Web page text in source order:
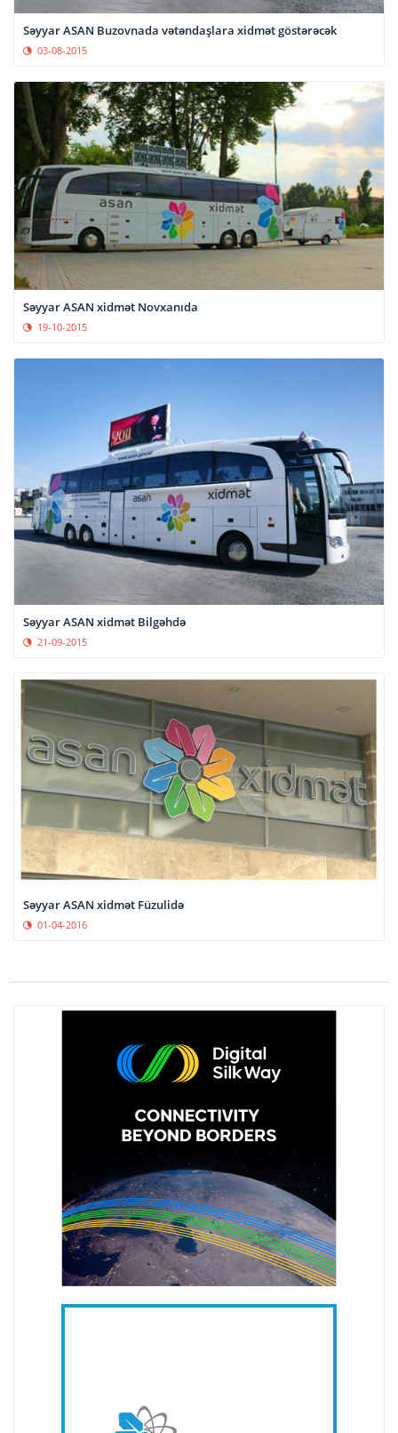
Səyyar ASAN Buzovnada vətəndaşlara xidmət göstərəcək
03-08-2015
Səyyar ASAN xidmət Novxanıda
19-10-2015
Səyyar ASAN xidmət Bilgəhdə
21-09-2015
Səyyar ASAN xidmət Füzulidə
01-04-2016